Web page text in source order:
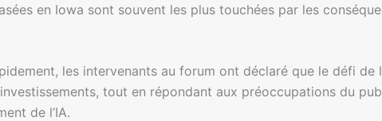
en Iowa sont souvent les plus touchées par les
les intervenants au forum ont déclaré que le défi de
tout en répondant aux préoccupations du
de l’IA.